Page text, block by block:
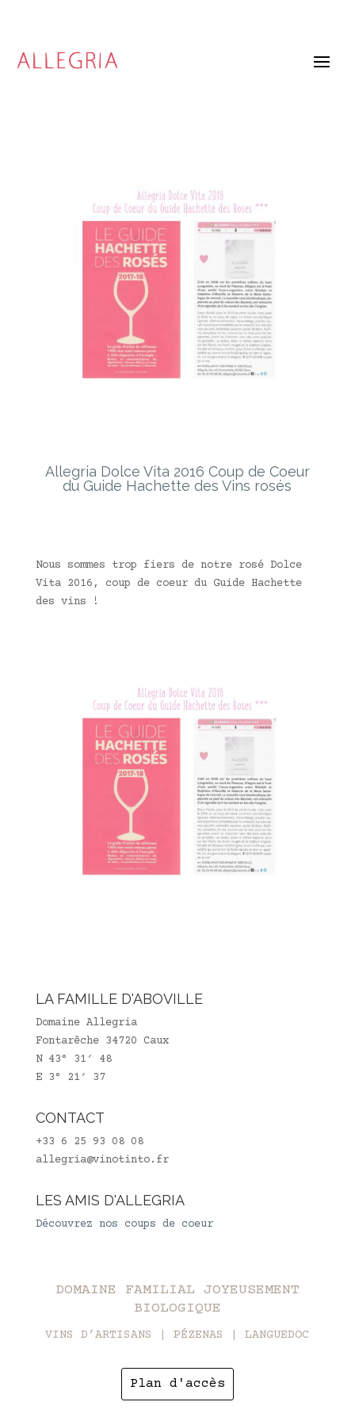
Allegria Dolce Vita 2016 Coup de Coeur
du Guide Hachette des Vins rosés
Nous sommes trop fiers de notre rosé Dolce
Vita 2016, coup de coeur du Guide Hachette
des vins !
LA FAMILLE D'ABOVILLE
Domaine Allegria
Fontarêche 34720 Caux
N 43° 31′ 48
E 3° 21′ 37
CONTACT
+33 6 25 93 08 08
allegria@vinotinto.fr
LES AMIS D'ALLEGRIA
Découvrez nos coups de coeur
DOMAINE FAMILIAL JOYEUSEMENT
BIOLOGIQUE
VINS D’ARTISANS | PÉZENAS | LANGUEDOC
Plan d'accès